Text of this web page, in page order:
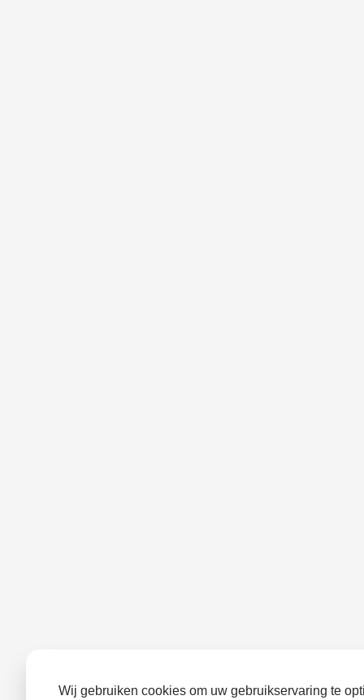
Wij gebruiken cookies om uw gebruikservaring te